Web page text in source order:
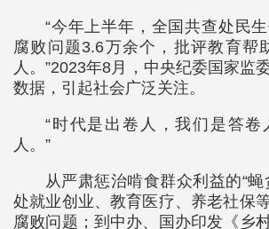
“今年上半年，全国共查处民
腐败问题3.6万余个，批评教育帮
人。”2023年8月，中央纪委国家监
数据，引起社会广泛关注。
“时代是出卷人，我们是答卷
人。”
从严肃惩治啃食群众利益的“蝇
处就业创业、教育医疗、养老社保
腐败问题；到中办、国办印发《乡